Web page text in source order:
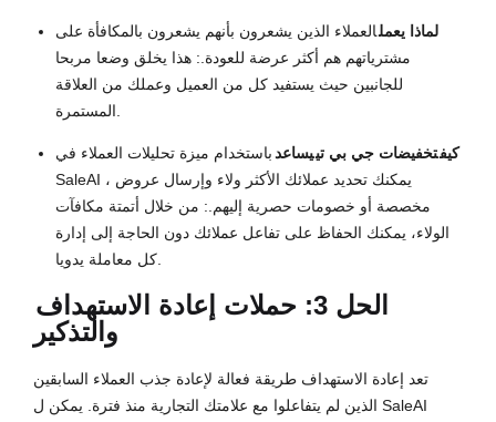
لماذا يعملالعملاء الذين يشعرون بأنهم يشعرون بالمكافأة على
مشترياتهم هم أكثر عرضة للعودة.: هذا يخلق وضعا مربحا
للجانبين حيث يستفيد كل من العميل وعملك من العلاقة
المستمرة.
كيفتخفيضات جي بي تييساعدباستخدام ميزة تحليلات العملاء في
SaleAI ، يمكنك تحديد عملائك الأكثر ولاء وإرسال عروض
مخصصة أو خصومات حصرية إليهم.: من خلال أتمتة مكافآت
الولاء، يمكنك الحفاظ على تفاعل عملائك دون الحاجة إلى إدارة
كل معاملة يدويا.
الحل 3: حملات إعادة الاستهداف
والتذكير
تعد إعادة الاستهداف طريقة فعالة لإعادة جذب العملاء السابقين
الذين لم يتفاعلوا مع علامتك التجارية منذ فترة. يمكن ل SaleAI